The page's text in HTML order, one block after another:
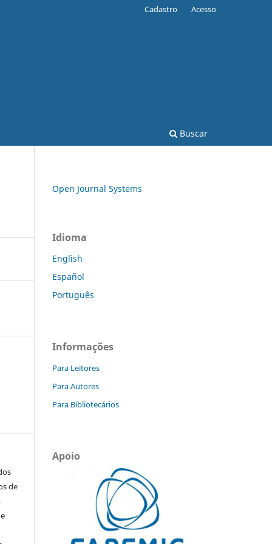
Buscar
Cadastro Acesso
de
Open Journal Systems
Idioma
English
Español
Português
Informações
Para Leitores
Para Autores
Para Bibliotecários
Apoio